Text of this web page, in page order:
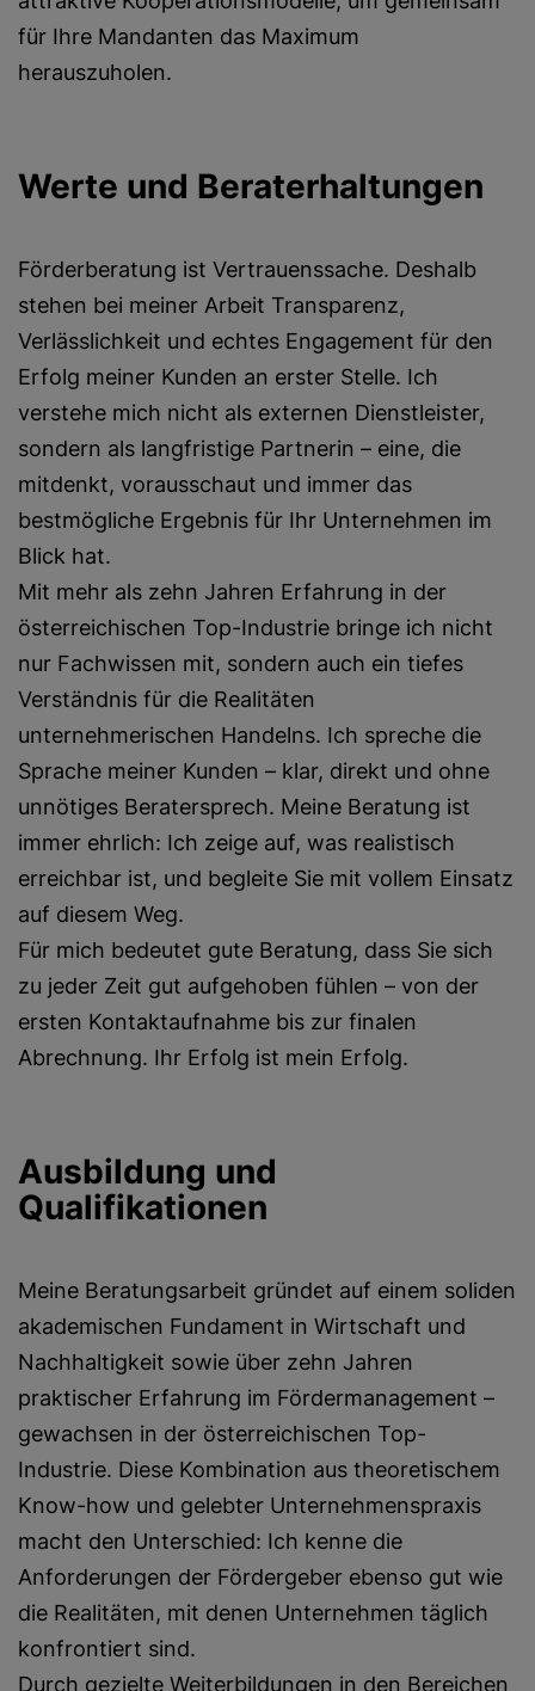
für Ihre Mandanten das Maximum
herauszuholen.
Werte und Beraterhaltungen
Förderberatung ist Vertrauenssache. Deshalb
stehen bei meiner Arbeit Transparenz,
Verlässlichkeit und echtes Engagement für den
Erfolg meiner Kunden an erster Stelle. Ich
verstehe mich nicht als externen Dienstleister,
sondern als langfristige Partnerin – eine, die
mitdenkt, vorausschaut und immer das
bestmögliche Ergebnis für Ihr Unternehmen im
Blick hat.
Mit mehr als zehn Jahren Erfahrung in der
österreichischen Top-Industrie bringe ich nicht
nur Fachwissen mit, sondern auch ein tiefes
Verständnis für die Realitäten
unternehmerischen Handelns. Ich spreche die
Sprache meiner Kunden – klar, direkt und ohne
unnötiges Beratersprech. Meine Beratung ist
immer ehrlich: Ich zeige auf, was realistisch
erreichbar ist, und begleite Sie mit vollem Einsatz
auf diesem Weg.
Für mich bedeutet gute Beratung, dass Sie sich
zu jeder Zeit gut aufgehoben fühlen – von der
ersten Kontaktaufnahme bis zur finalen
Abrechnung. Ihr Erfolg ist mein Erfolg.
Ausbildung und
Qualifikationen
Meine Beratungsarbeit gründet auf einem soliden
akademischen Fundament in Wirtschaft und
Nachhaltigkeit sowie über zehn Jahren
praktischer Erfahrung im Fördermanagement –
gewachsen in der österreichischen Top-
Industrie. Diese Kombination aus theoretischem
Know-how und gelebter Unternehmenspraxis
macht den Unterschied: Ich kenne die
Anforderungen der Fördergeber ebenso gut wie
die Realitäten, mit denen Unternehmen täglich
konfrontiert sind.
Durch gezielte Weiterbildungen in den Bereichen